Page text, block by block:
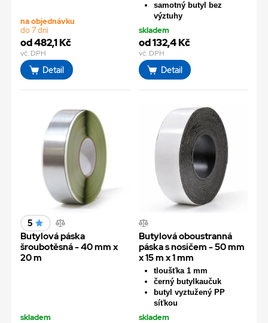
na objednávku
do 7 dní
od 482,1 Kč
vč. DPH
Detail
samotný butyl bez
výztuhy
skladem
od 132,4 Kč
vč. DPH
Detail
5
Butylová páska
šroubotěsná - 40 mm x
20 m
skladem
Butylová oboustranná
páska s nosičem - 50 mm
x 15 m x 1 mm
tloušťka 1 mm
černý butylkaučuk
butyl vyztužený PP
síťkou
skladem